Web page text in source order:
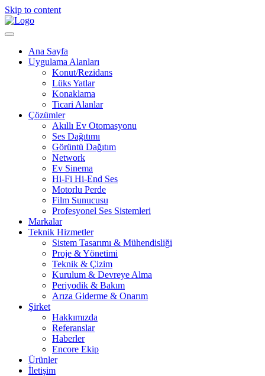
Skip to content
Ana Sayfa
Uygulama Alanları
Konut/Rezidans
Lüks Yatlar
Konaklama
Ticari Alanlar
Çözümler
Akıllı Ev Otomasyonu
Ses Dağıtımı
Görüntü Dağıtım
Network
Ev Sinema
Hi-Fi Hi-End Ses
Motorlu Perde
Film Sunucusu
Profesyonel Ses Sistemleri
Markalar
Teknik Hizmetler
Sistem Tasarımı & Mühendisliği
Proje & Yönetimi
Teknik & Çizim
Kurulum & Devreye Alma
Periyodik & Bakım
Arıza Giderme & Onarım
Şirket
Hakkımızda
Referanslar
Haberler
Encore Ekip
Ürünler
İletişim